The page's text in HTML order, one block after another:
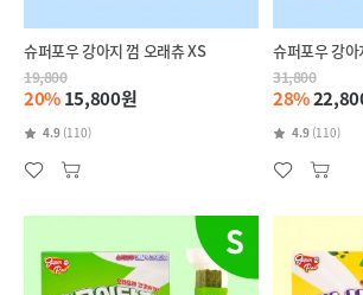
슈퍼포우 강아지 껌 오래츄 XS
19,800
20%15,800원
4.9 (110)
슈퍼포우 강
31,800
28%
4.9 (110)